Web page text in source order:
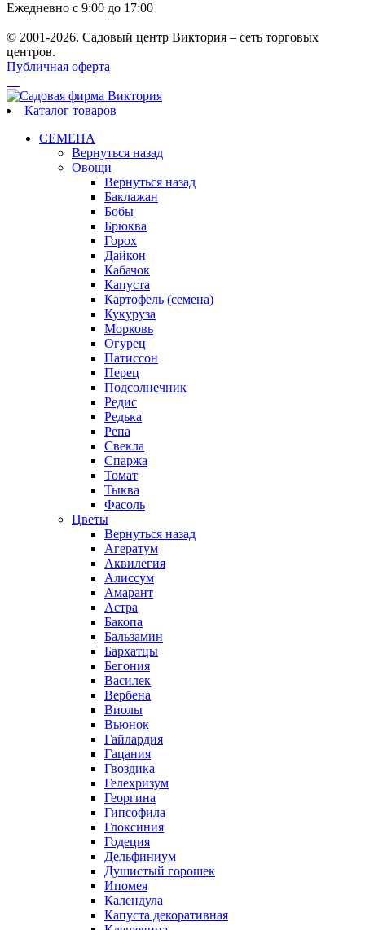
Ежедневно с 9:00 до 17:00
© 2001-2026. Садовый центр Виктория – сеть торговых
центров.
Публичная оферта
Каталог товаров
СЕМЕНА
Вернуться назад
Овощи
Вернуться назад
Баклажан
Бобы
Брюква
Горох
Дайкон
Кабачок
Капуста
Картофель (семена)
Кукуруза
Морковь
Огурец
Патиссон
Перец
Подсолнечник
Редис
Редька
Репа
Свекла
Спаржа
Томат
Тыква
Фасоль
Цветы
Вернуться назад
Агератум
Аквилегия
Алиссум
Амарант
Астра
Бакопа
Бальзамин
Бархатцы
Бегония
Василек
Вербена
Виолы
Вьюнок
Гайлардия
Гацания
Гвоздика
Гелехризум
Георгина
Гипсофила
Глоксиния
Годеция
Дельфиниум
Душистый горошек
Ипомея
Календула
Капуста декоративная